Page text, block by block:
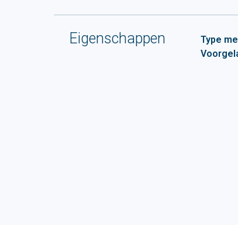
Eigenschappen Type